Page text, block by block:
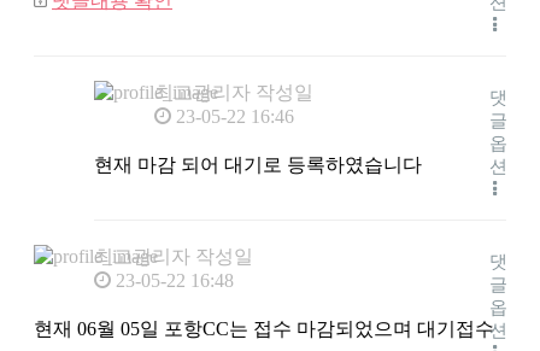
최고관리자 작성일
23-05-22 16:46
현재 마감 되어 대기로 등록하였습니다
댓
글
옵
션
최고관리자 작성일
23-05-22 16:48
현재 06월 05일 포항CC는 접수 마감되었으며 대기접수
댓
글
옵
션